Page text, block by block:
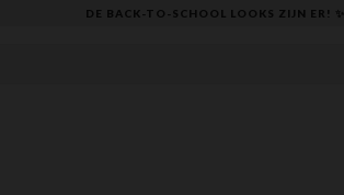
DE BACK-TO-SCHOOL LOOKS ZIJN ER! ✨